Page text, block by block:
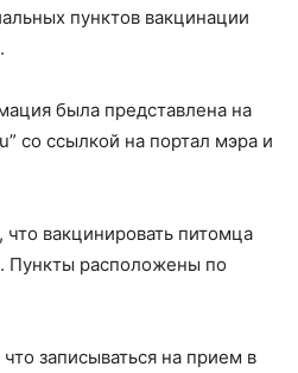
пунктов вакцинации
была представлена на
со ссылкой на портал мэра и
вакцинировать питомца
Пункты расположены по
записываться на прием в